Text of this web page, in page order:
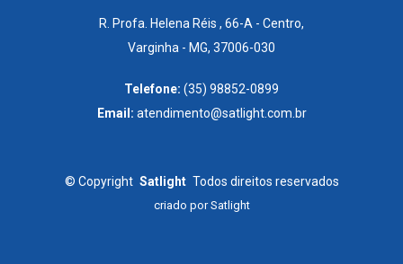
R. Profa. Helena Réis , 66-A - Centro,
Varginha - MG, 37006-030
Telefone: (35) 98852-0899
Email: atendimento@satlight.com.br
© Copyright Satlight Todos direitos reservados
criado porSatlight